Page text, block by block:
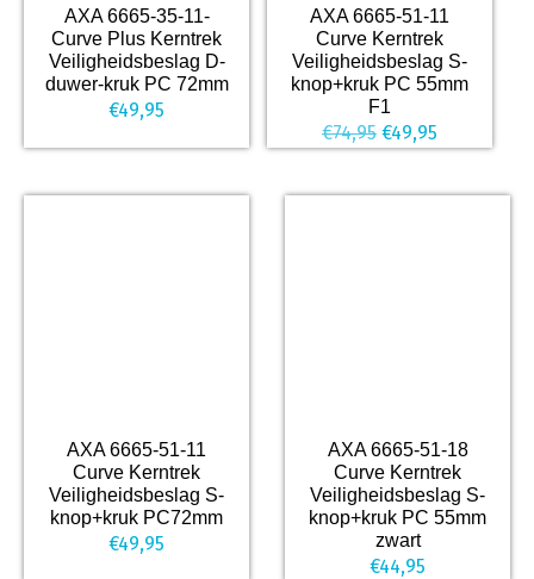
AXA 6665-35-11-
Curve Plus Kerntrek
Veiligheidsbeslag D-
duwer-kruk PC 72mm
€49,95
AXA 6665-51-11
Curve Kerntrek
Veiligheidsbeslag S-
knop+kruk PC 55mm
F1
€74,95 Oorspronkelijke
was:
€49,95
is:
AXA 6665-51-11
Curve Kerntrek
Veiligheidsbeslag S-
knop+kruk PC72mm
€49,95
AXA 6665-51-18
Curve Kerntrek
Veiligheidsbeslag S-
knop+kruk PC 55mm
zwart
€44,95